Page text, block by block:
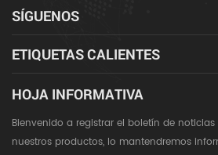
SÍGUENOS
ETIQUETAS CALIENTES
HOJA INFORMATIVA
Bienvenido a registrar el boletín de
nuestros productos, lo mantendremos